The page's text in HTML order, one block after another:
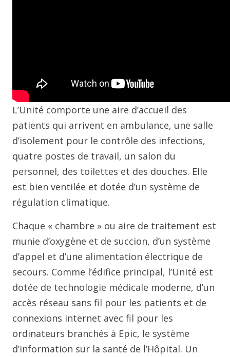
L’Unité comporte une aire d’accueil des
patients qui arrivent en ambulance, une salle
d’isolement pour le contrôle des infections,
quatre postes de travail, un salon du
personnel, des toilettes et des douches. Elle
est bien ventilée et dotée d’un système de
régulation climatique.
Chaque « chambre » ou aire de traitement est
munie d’oxygène et de succion, d’un système
d’appel et d’une alimentation électrique de
secours. Comme l’édifice principal, l’Unité est
dotée de technologie médicale moderne, d’un
accès réseau sans fil pour les patients et de
connexions internet avec fil pour les
ordinateurs branchés à Epic, le système
d’information sur la santé de l’Hôpital. Un